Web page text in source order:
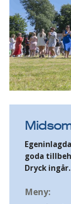
goda
Dryck ingår.
Meny: